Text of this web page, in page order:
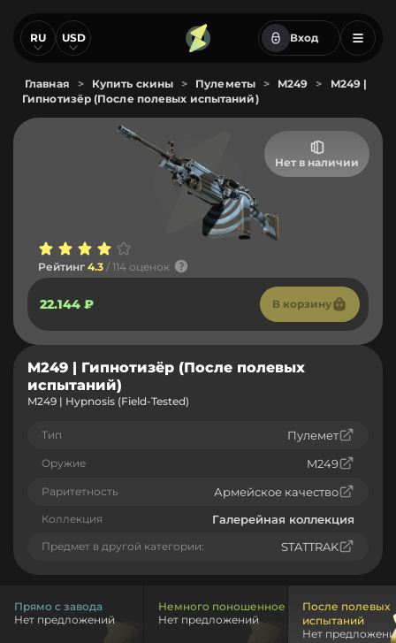
RU USD Вход
Главная > Купить скины > Пулеметы > M249 >
M249 |
Гипнотизёр (После полевых испытаний)
Нет в наличии
Рейтинг 4.3 / 114 оценок
22.144 ₽ В корзину
M249 | Гипнотизёр (После полевых
испытаний)
M249 | Hypnosis (Field-Tested)
Тип Пулемет
Оружие M249
Раритетность Армейское качество
Коллекция Галерейная коллекция
Предмет в другой категории: STATTRAK
Прямо с завода
Нет предложений
Немного поношенное
Нет предложений
После полевых
испытаний
Нет